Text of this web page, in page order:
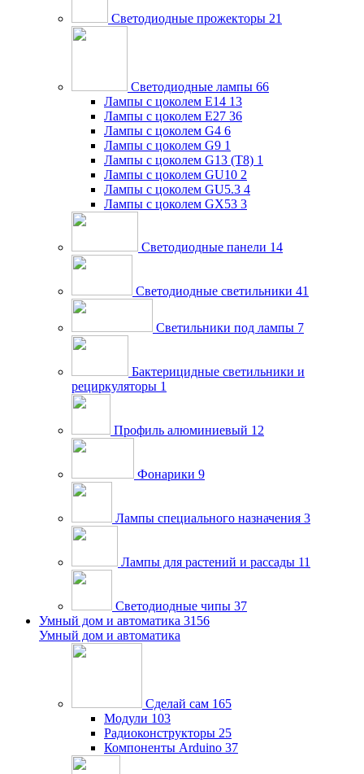
Светодиодные прожекторы 21
Светодиодные лампы 66
Лампы с цоколем E14 13
Лампы с цоколем E27 36
Лампы с цоколем G4 6
Лампы с цоколем G9 1
Лампы с цоколем G13 (Т8) 1
Лампы с цоколем GU10 2
Лампы с цоколем GU5.3 4
Лампы с цоколем GX53 3
Светодиодные панели 14
Светодиодные светильники 41
Светильники под лампы 7
Бактерицидные светильники и
рециркуляторы 1
Профиль алюминиевый 12
Фонарики 9
Лампы специального назначения 3
Лампы для растений и рассады 11
Светодиодные чипы 37
Умный дом и автоматика 3156
Умный дом и автоматика
Сделай сам 165
Модули 103
Радиоконструкторы 25
Компоненты Arduino 37